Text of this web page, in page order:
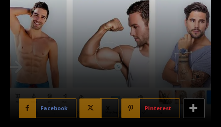
Facebook Pinterest